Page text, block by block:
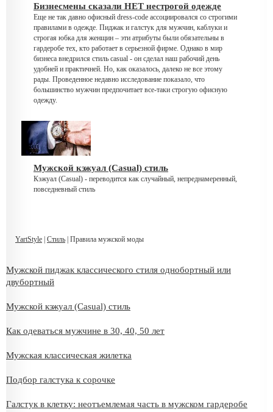
Бизнесмены сказали НЕТ нестрогой одежде
Еще не так давно офисный dress-code ассоциировался со строгими
правилами в одежде. Пиджак и галстук для мужчин, каблуки и
строгая юбка для женщин – эти атрибуты были обязательны в
гардеробе тех, кто работает в серьезной фирме. Однако в мир
бизнеса внедрился стиль casual - он сделал наш рабочий день
удобней и практичней. Но, как оказалось, далеко не все этому
рады. Проведенное недавно исследование показало, что
большинство мужчин предпочитает все-таки строгую офисную
одежду.
Мужской кэжуал (Casual) стиль
Кэжуал (Casual) - переводится как случайный, непреднамеренный,
повседневный стиль
YartStyle Стиль | Правила мужской моды
Мужской пиджак классического стиля однобортный или
двубортный
Мужской кэжуал (Casual) стиль
Как одеваться мужчине в 30, 40, 50 лет
Мужская классическая жилетка
Подбор галстука к сорочке
Галстук в клетку: неотъемлемая часть в мужском гардеробе